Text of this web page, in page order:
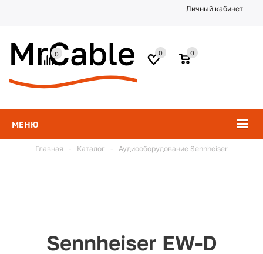
Личный кабинет
МЕНЮ
0
0
0
Главная - Каталог - Аудиооборудование Sennheiser
Sennheiser EW-D